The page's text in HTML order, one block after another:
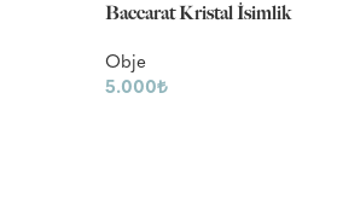
Baccarat Kristal İsimlik
Obje
5.000₺